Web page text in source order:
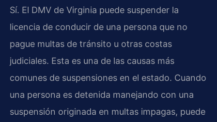
Sí. El DMV de Virginia puede suspender la
licencia de conducir de una persona que no
pague multas de tránsito u otras costas
judiciales. Esta es una de las causas más
comunes de suspensiones en el estado. Cuando
una persona es detenida manejando con una
suspensión originada en multas impagas, puede